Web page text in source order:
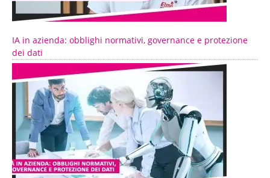
IA in azienda: obblighi normativi, governance e protezione
dei dati